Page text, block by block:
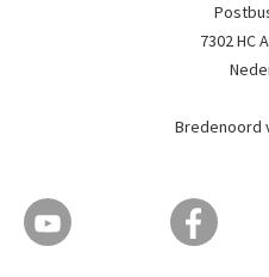
7302 HC
Bredenoord